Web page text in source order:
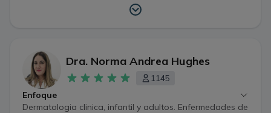
Dra. Norma Andrea Hughes
1145
Enfoque
Dermatologia clinica, infantil y adultos. Enfermedades de